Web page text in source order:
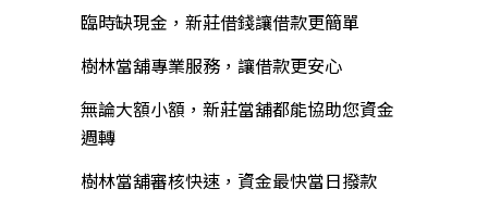
臨時缺現金，新莊借錢讓借款更簡單
樹林當舖專業服務，讓借款更安心
無論大額小額，新莊當舖都能協助您資金
週轉
樹林當舖審核快速，資金最快當日撥款